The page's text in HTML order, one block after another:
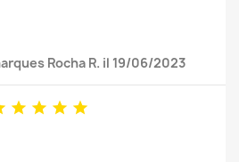
Rocha R. il 19/06/2023
   